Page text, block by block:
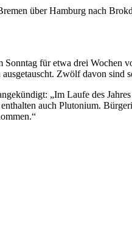
über Hamburg nach
für etwa drei Wochen
Zwölf davon sind
„Im Laufe des
auch Plutonium.